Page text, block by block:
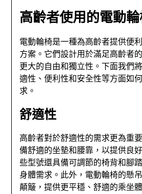
高齡者使用的電動
電動輪椅是一種為高齡者提供便
方案。它們設計用於滿足高齡者
更大的自由和獨立性。下面我們
適性、便利性和安全性等方面如
求。
舒適性
高齡者對於舒適性的需求更為重
備舒適的坐墊和腰靠，以提供良
些型號還具備可調節的椅背和腳
身體需求。此外，電動輪椅的懸
顛簸，提供更平穩、舒適的乘坐